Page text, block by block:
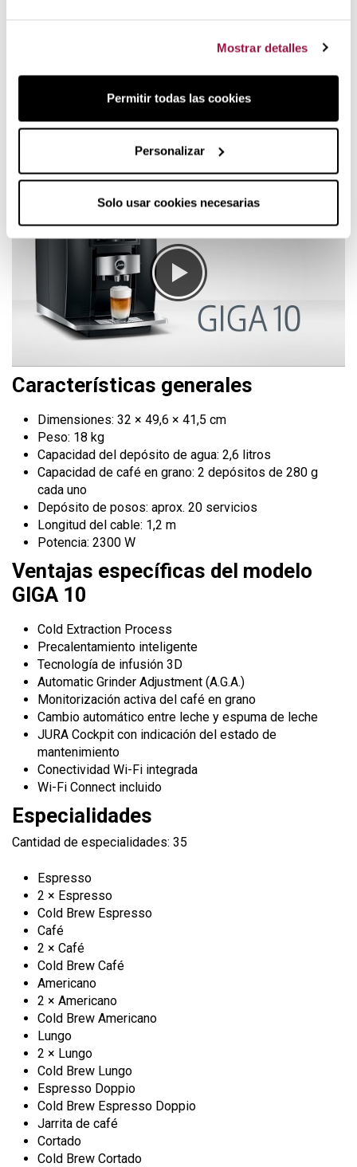
Mostrar detalles
Permitir todas las cookies
Personalizar
Solo usar cookies necesarias
Las tapas superiores de los depósitos evocan el diseño de
panorámico refuerza su carácter tecnológico y premium.
Los detalles están cuidados al máximo. La zona de
preparación incorpora iluminación de tazas en tonos ámbar
Características generales
Dimensiones: 32 × 49,6 × 41,5 cm
Peso: 18 kg
Capacidad del depósito de agua: 2,6 litros
Capacidad de café en grano: 2 depósitos de 280 g
cada uno
Depósito de posos: aprox. 20 servicios
Longitud del cable: 1,2 m
Potencia: 2300 W
Ventajas específicas del modelo
GIGA 10
Cold Extraction Process
Precalentamiento inteligente
Tecnología de infusión 3D
Automatic Grinder Adjustment (A.G.A.)
Monitorización activa del café en grano
Cambio automático entre leche y espuma de leche
JURA Cockpit con indicación del estado de
mantenimiento
Conectividad Wi-Fi integrada
Wi-Fi Connect incluido
Especialidades
Cantidad de especialidades: 35
Espresso
2 × Espresso
Cold Brew Espresso
Café
2 × Café
Cold Brew Café
Americano
2 × Americano
Cold Brew Americano
Lungo
2 × Lungo
Cold Brew Lungo
Espresso Doppio
Cold Brew Espresso Doppio
Jarrita de café
Cortado
Cold Brew Cortado